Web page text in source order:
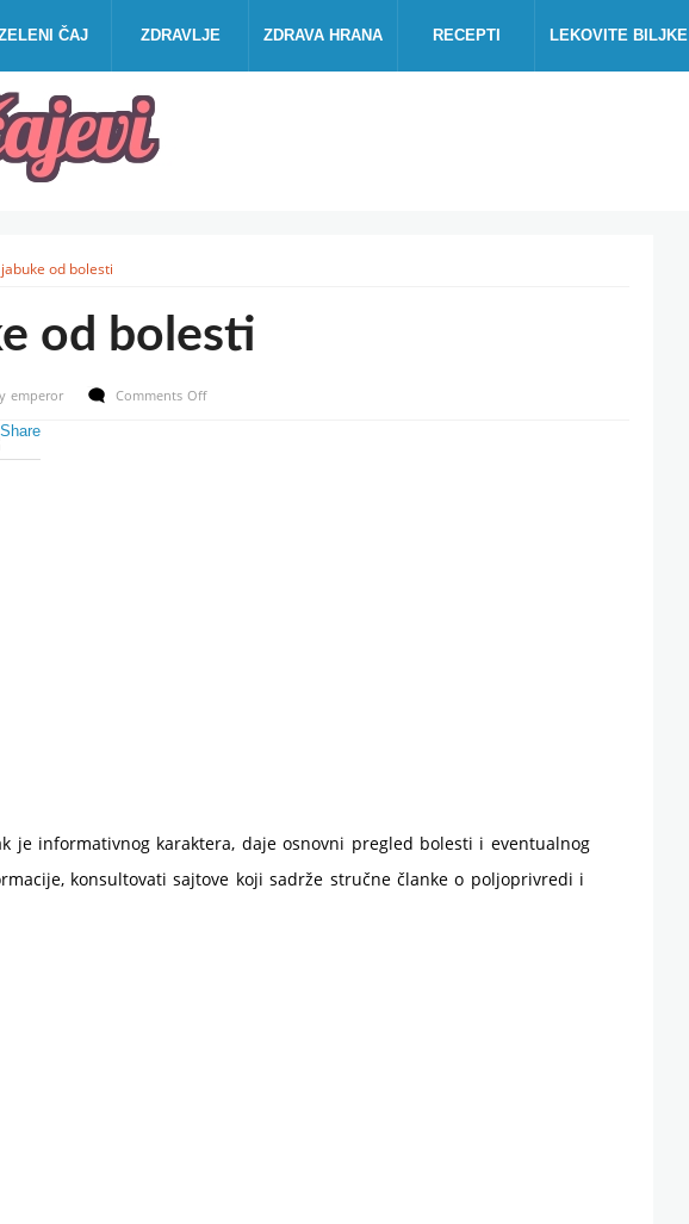
ČAJ ZDRAVLJE ZDRAVA HRANA RECEPTI LEKOVITE BILJKE
od bolesti
od bolesti
emperor Comments Offon
je informativnog karaktera, daje osnovni pregled bolesti i eventualnog
konsultovati sajtove koji sadrže stručne članke o poljoprivredi i